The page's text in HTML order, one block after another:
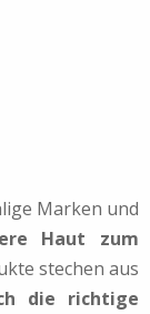
Marken und
Haut zum
stechen aus
die richtige